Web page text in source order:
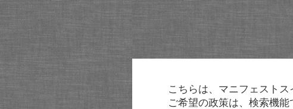
こちらは、マニフェストス
ご希望の政策は、検索機能